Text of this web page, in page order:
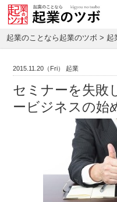
起業のことなら起業のツボ > 起
2015.11.20（Fri） 起業
セミナーを失敗
ービジネスの始